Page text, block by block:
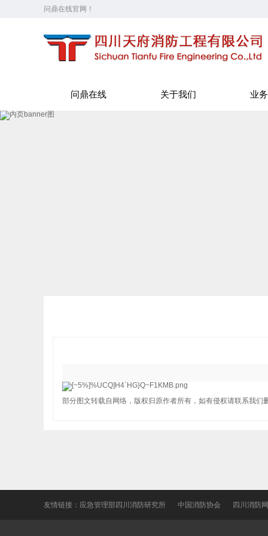
问鼎在线官网！
问鼎在线 关于我们 业
部分图文转载自网络，版权归原作者所有，如有侵权请联系我
友情链接： 应急管理部四川消防研究所 中国消防协会 四川消防网